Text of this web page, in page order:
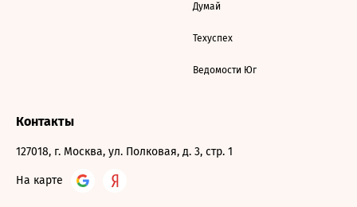
Думай
Техуспех
Ведомости Юг
Контакты
127018, г. Москва, ул. Полковая, д. 3, стр. 1
На карте